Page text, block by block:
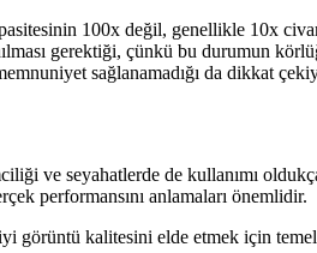
100x değil, genellikle 10x
gerektiği, çünkü bu durumun
sağlanamadığı da dikkat
ve seyahatlerde de kullanımı
performansını anlamaları önemlidir.
görüntü kalitesini elde etmek için